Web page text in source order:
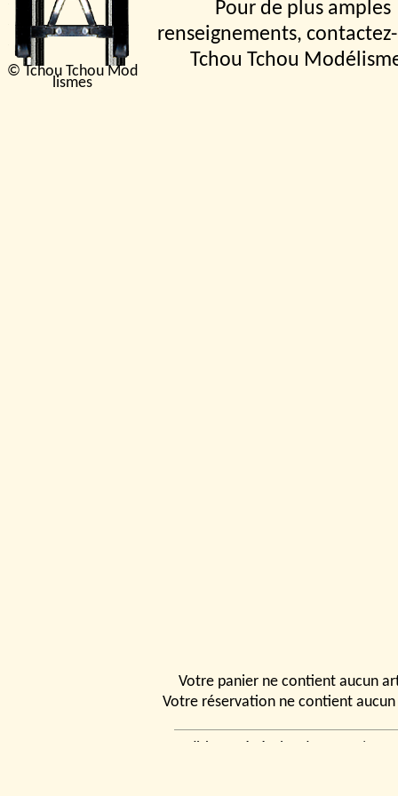
© Tchou Tchou Mod
lismes
Pour de plus amples
renseignements,
Tchou Tchou
Votre panier ne contient aucun
Votre réservation ne contient